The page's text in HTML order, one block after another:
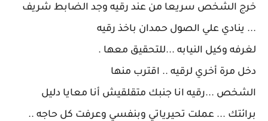
خرج الشخص سريعا من عند رقيه وجد الضابط شريف
... ينادي علي الصول حمدان باخذ رقيه
لغرفه وكيل النيابه ...للتحقيق معها .
دخل مرة أخري لرقيه .. اقترب منها
الشخص ...رقيه انا جنبك متقلقيش أنا معايا دليل
برائتك ... عملت تحيرياتي وبنفسي وعرفت كل حاجه ..